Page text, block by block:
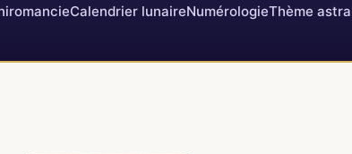
Calendrier lunaireNumérologieThème